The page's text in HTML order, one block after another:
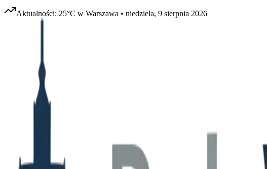
Aktualności: 25°C w Warszawa • niedziela, 9 sierpnia 2026